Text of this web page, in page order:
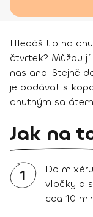
Hledáš tip na
čtvrtek? Můžou
naslano. Stejně
je podávat s
chutným
Jak na
1
Do
vločky a
cca 10